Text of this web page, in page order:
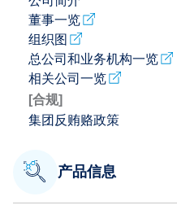
董事一览
组织图
总公司和业务机构一览
相关公司一览
[合规]
集团反贿赂政策
产品信息